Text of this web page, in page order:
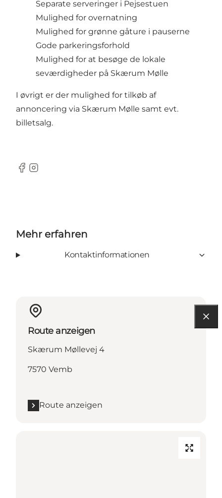
Separate serveringer i Pejsestuen
Mulighed for overnatning
Mulighed for grønne gåture i pauserne
Gode parkeringsforhold
Mulighed for at besøge de lokale
seværdigheder på Skærum Mølle
I øvrigt er der mulighed for tilkøb af
annoncering via Skærum Mølle samt evt.
billetsalg.
Facebook
Instagram
Mehr erfahren
Kontaktinformationen
Route anzeigen
Skærum Møllevej 4
7570 Vemb
Route anzeigen